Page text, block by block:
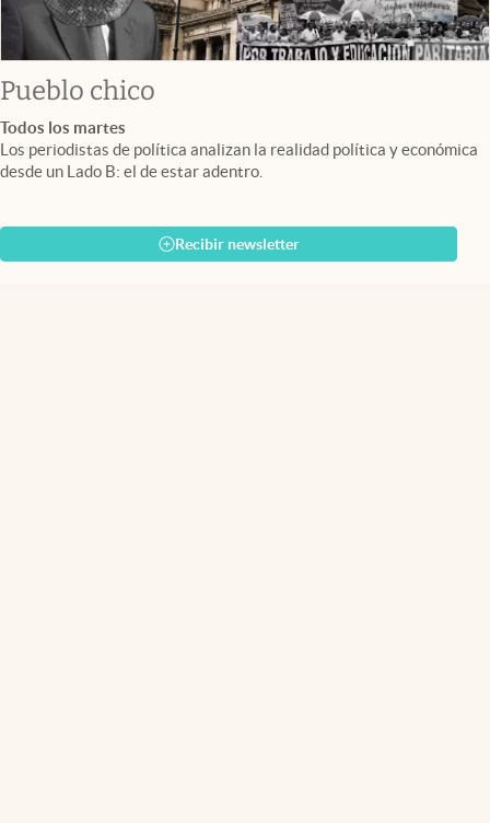
Pueblo chico
Todos los martes
Los periodistas de política analizan la realidad política y económica
desde un Lado B: el de estar adentro.
Recibir newsletter